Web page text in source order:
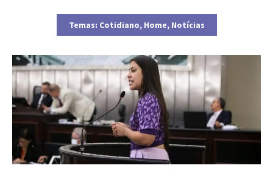
Temas: Cotidiano, Home, Notícias